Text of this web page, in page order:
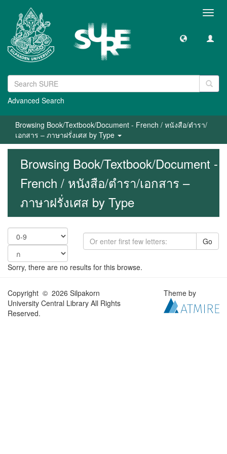
Advanced Search
Browsing Book/Textbook/Document - French / หนังสือ/ตำรา/
เอกสาร – ภาษาฝรั่งเศส by Type
Browsing Book/Textbook/Document -
French / หนังสือ/ตำรา/เอกสาร –
ภาษาฝรั่งเศส by Type
Go
Sorry, there are no results for this browse.
Copyright © 2026 Silpakorn
University Central Library All Rights
Reserved.
Theme by